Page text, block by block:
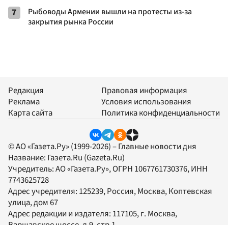
7
Рыбоводы Армении вышли на протесты из-за
закрытия рынка России
Редакция
Реклама
Карта сайта
Правовая информация
Условия использования
Политика конфиденциальности
© АО «Газета.Ру» (1999-2026) – Главные новости дня
Название: Газета.Ru (Gazeta.Ru)
Учредитель:АО «Газета.Ру», ОГРН 1067761730376, ИНН
7743625728
Адрес учредителя: 125239, Россия, Москва, Коптевская
улица, дом 67
Адрес редакции и издателя: 117105, г. Москва,